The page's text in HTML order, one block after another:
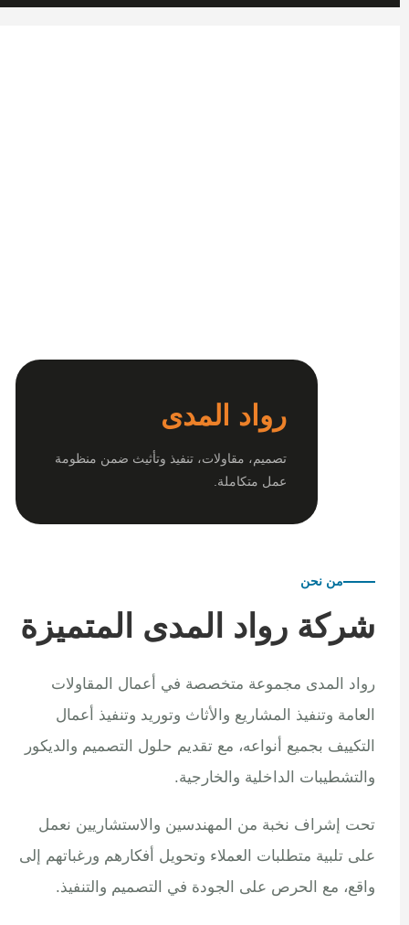
رواد المدى
تصميم، مقاولات، تنفيذ وتأثيث ضمن منظومة
عمل متكاملة.
من نحن
شركة رواد المدى المتميزة
رواد المدى مجموعة متخصصة في أعمال المقاولات
العامة وتنفيذ المشاريع والأثاث وتوريد وتنفيذ أعمال
التكييف بجميع أنواعه، مع تقديم حلول التصميم والديكور
والتشطيبات الداخلية والخارجية.
تحت إشراف نخبة من المهندسين والاستشاريين نعمل
على تلبية متطلبات العملاء وتحويل أفكارهم ورغباتهم إلى
واقع، مع الحرص على الجودة في التصميم والتنفيذ.